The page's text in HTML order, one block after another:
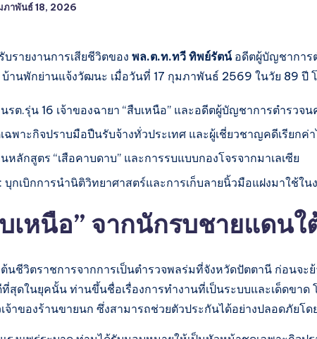
ภาพันธ์ 18, 2026
บรายงานการเสียชีวิตของ พล.ต.ท.ทวี ทิพย์รัตน์อดีตผู้บัญชาการต
านพักย่านแจ้งวัฒนะ เมื่อวันที่ 17 กุมภาพันธ์ 2569 ในวัย 89 ปี
รต.รุ่น 16 เจ้าของฉายา “สืบเหนือ” และอดีตผู้บัญชาการตำรวจ
ฉพาะกิจปราบมือปืนรับจ้างทั่วประเทศ และผู้เชี่ยวชาญคดีเรียกค่
หลักสูตร “เสือคาบดาบ” และการรบแบบกองโจรจากมาเลเซีย
กเบิกการนำนิติวิทยาศาสตร์และการเก็บลายนิ้วมือแฝงมาใช้ใน
บเหนือ” จากนักรบชายแดน
นชีวิตราชการจากการเป็นตำรวจพลร่มที่จังหวัดปัตตานี ก่อนจะ
สุดในยุคนั้น ท่านขึ้นชื่อเรื่องการทำงานที่เป็นระบบและเด็ดขา
าของร้านขายนก ซึ่งสามารถช่วยตัวประกันได้อย่างปลอดภัยโด